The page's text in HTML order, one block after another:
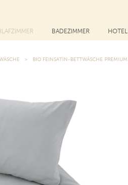
BADEZIMMER HOTEL
BIO FEINSATIN-BETTWÄSCHE PREMIUM